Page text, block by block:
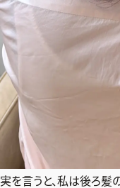
実を言うと、私は後ろ髪